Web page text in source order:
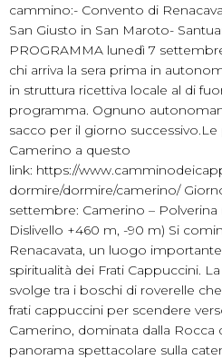
cammino:- Convento di
San Giusto in San Maroto-
PROGRAMMA lunedì 7
chi arriva la sera prima in
in struttura ricettiva locale al di
programma. Ognuno
sacco per il giorno
Camerino a questo
link: https://
dormire/dormire/camerino/
settembre: Camerino – Polverina
Dislivello +460 m, -90 m) Si
Renacavata, un luogo
spiritualità dei Frati Cappuccini.
svolge tra i boschi di roverelle
frati cappuccini per scendere
Camerino, dominata dalla Rocca
panorama spettacolare sulla